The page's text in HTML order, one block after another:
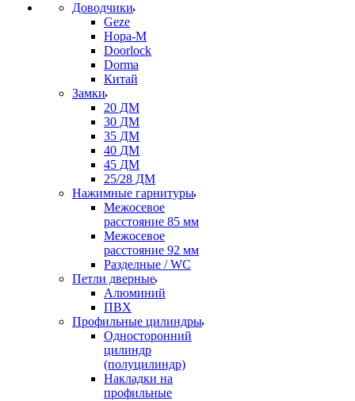
Доводчики
Geze
Нора-М
Doorlock
Dorma
Китай
Замки
20 ДМ
30 ДМ
35 ДМ
40 ДМ
45 ДМ
25/28 ДМ
Нажимные гарнитуры
Межосевое
расстояние 85 мм
Межосевое
расстояние 92 мм
Разделные / WC
Петли дверные
Алюминий
ПВХ
Профильные цилиндры
Односторонний
цилиндр
(полуцилиндр)
Накладки на
профильные